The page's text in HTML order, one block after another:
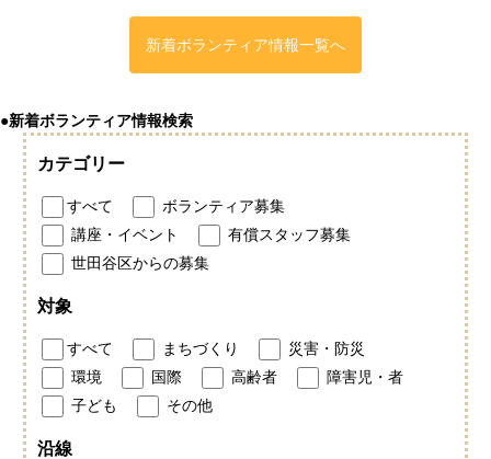
新着ボランティア情報一覧へ
●新着ボランティア情報検索
カテゴリー
すべて
ボランティア募集
講座・イベント
有償スタッフ募集
世田谷区からの募集
対象
すべて まちづくり
災害・防災
環境
国際 高齢者
障害児・者
子ども
その他
沿線